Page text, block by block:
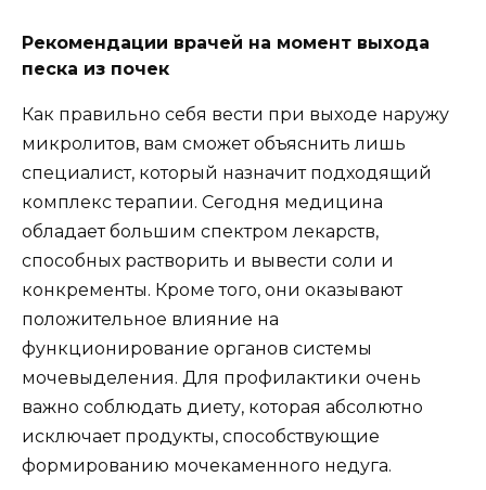
Рекомендации врачей на момент выхода
песка из почек
Как правильно себя вести при выходе наружу
микролитов, вам сможет объяснить лишь
специалист, который назначит подходящий
комплекс терапии. Сегодня медицина
обладает большим спектром лекарств,
способных растворить и вывести соли и
конкременты. Кроме того, они оказывают
положительное влияние на
функционирование органов системы
мочевыделения. Для профилактики очень
важно соблюдать диету, которая абсолютно
исключает продукты, способствующие
формированию мочекаменного недуга.